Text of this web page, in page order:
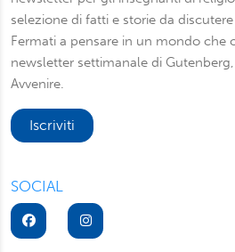
per il buon funzionamento del
potrà scegliere quali tipi di cookie
suo dispositivo. Potrà modificare
preferenze cliccando
informazioni sul trattamento dei
informativa privacy
selezione di fatti e storie da
Fermati a pensare in un mondo che
newsletter settimanale di
Avvenire.
Iscriviti
SOCIAL